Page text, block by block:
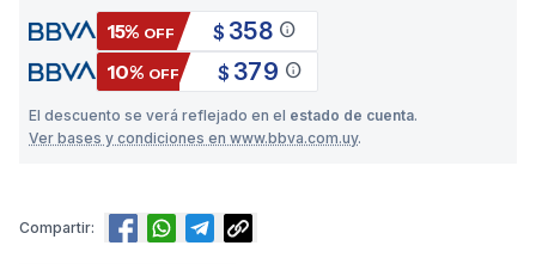
15% OFF $ 358 info
10% OFF $ 379 info
El descuento se verá reflejado en el estado de cuenta.
Ver bases y condiciones en www.bbva.com.uy.
Compartir: